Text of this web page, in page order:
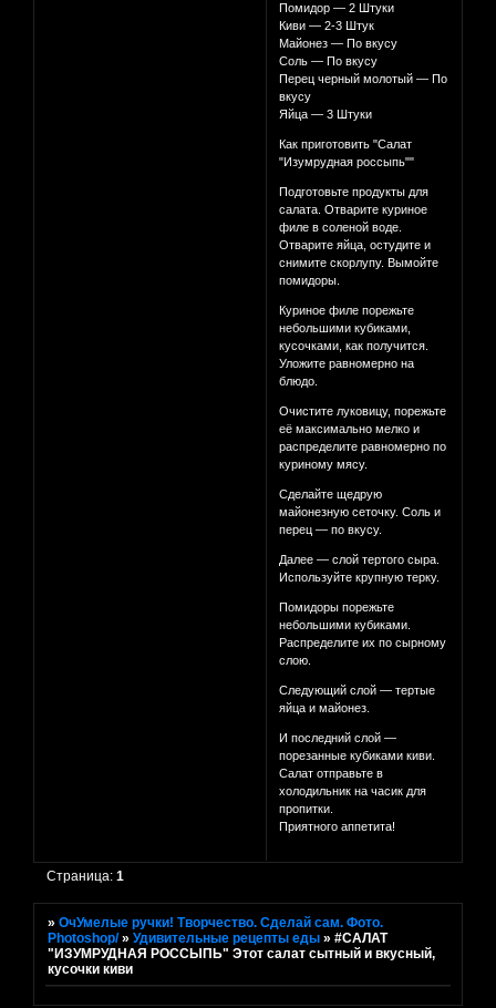
Помидор — 2 Штуки
Киви — 2-3 Штук
Майонез — По вкусу
Соль — По вкусу
Перец черный молотый — По
вкусу
Яйца — 3 Штуки
Как приготовить "Салат
"Изумрудная россыпь""
Подготовьте продукты для
салата. Отварите куриное
филе в соленой воде.
Отварите яйца, остудите и
снимите скорлупу. Вымойте
помидоры.
Куриное филе порежьте
небольшими кубиками,
кусочками, как получится.
Уложите равномерно на
блюдо.
Очистите луковицу, порежьте
её максимально мелко и
распределите равномерно по
куриному мясу.
Сделайте щедрую
майонезную сеточку. Соль и
перец — по вкусу.
Далее — слой тертого сыра.
Используйте крупную терку.
Помидоры порежьте
небольшими кубиками.
Распределите их по сырному
слою.
Следующий слой — тертые
яйца и майонез.
И последний слой —
порезанные кубиками киви.
Салат отправьте в
холодильник на часик для
пропитки.
Приятного аппетита!
Страница:1
»ОчУмелые ручки! Творчество. Сделай сам. Фото.
Photoshop/ »Удивительные рецепты еды »#САЛАТ
"ИЗУМРУДНАЯ РОССЫПЬ" Этот салат сытный и вкусный,
кусочки киви